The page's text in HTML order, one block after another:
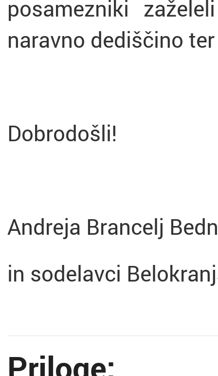
posamezniki
naravno dediščino
Dobrodošli!
Andreja Brancelj
in sodelavci
Priloge: